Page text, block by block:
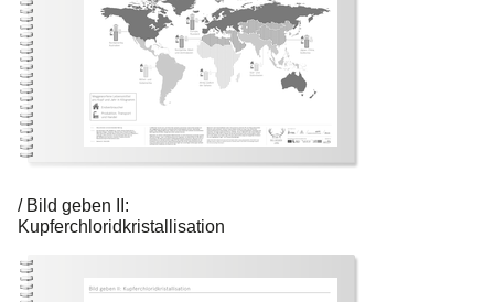
Bild geben II:
Kupferchloridkristallisation